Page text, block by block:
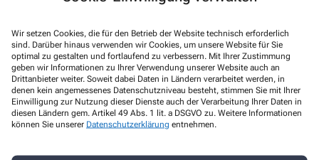
Wir setzen Cookies, die für den Betrieb der Website technisch erforderlich
sind. Darüber hinaus verwenden wir Cookies, um unsere Website für Sie
optimal zu gestalten und fortlaufend zu verbessern. Mit Ihrer Zustimmung
geben wir Informationen zu Ihrer Verwendung unserer Website auch an
Drittanbieter weiter. Soweit dabei Daten in Ländern verarbeitet werden, in
denen kein angemessenes Datenschutzniveau besteht, stimmen Sie mit Ihrer
Einwilligung zur Nutzung dieser Dienste auch der Verarbeitung Ihrer Daten in
diesen Ländern gem. Artikel 49 Abs. 1 lit. a DSGVO zu. Weitere Informationen
können Sie unserer Datenschutzerklärung entnehmen.
Ihrer Medikation und besprechen gemeinsam die Ergebnisse.
Kommen Sie vorbei und lassen Sie uns gemeinsam Ihre
Blutdruckwerte und die Medikation durchgehen.
Inhalation
Sicherstellen, dass Sie Ihre Inhalationsmedikamente korrekt
anwenden, ist entscheidend.
Haben Sie kürzlich ein neues Inhalationspräparat erhalten oder